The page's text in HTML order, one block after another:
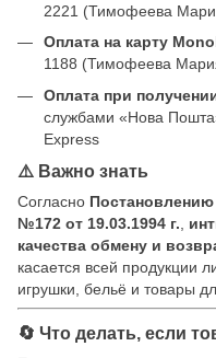
2221 (Тимофеева
Оплата на карту
1188 (Тимофеева
Оплата при
службами «Нова
Express
⚠️ Важно знать
Согласно
№172 от 19.03.1994 г.
качества обмену и
касается всей продукции
игрушки, бельё и товары
🔄 Что делать, если